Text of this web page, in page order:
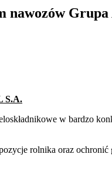
nawozów
S.A.
w bardzo
rolnika oraz